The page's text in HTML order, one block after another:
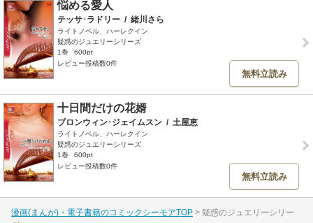
悩める愛人
テッサ･ラドリー / 緒川さら
ライトノベル、ハーレクイン
疑惑のジュエリーシリーズ
1巻
600pt
レビュー投稿数0件
無料立読み
十日間だけの花婿
ブロンウィン･ジェイムスン / 土屋恵
ライトノベル、ハーレクイン
疑惑のジュエリーシリーズ
1巻
600pt
レビュー投稿数0件
無料立読み
漫画(まんが)・電子書籍のコミックシーモアTOP
疑惑のジュエリーシリー